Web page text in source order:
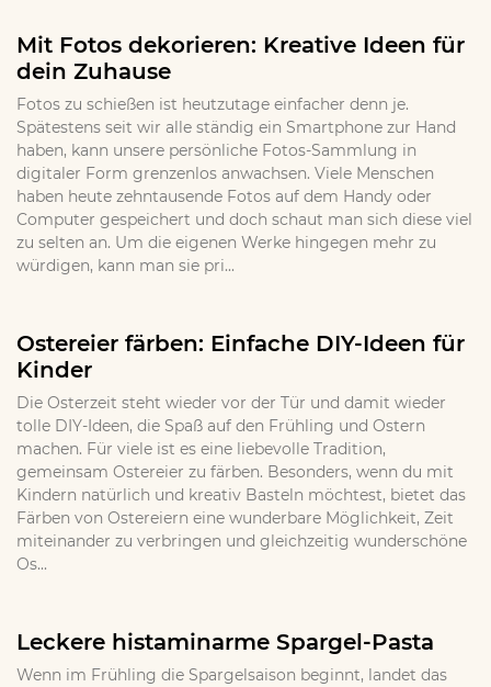
Mit Fotos dekorieren: Kreative Ideen für
dein Zuhause
Fotos zu schießen ist heutzutage einfacher denn je.
Spätestens seit wir alle ständig ein Smartphone zur Hand
haben, kann unsere persönliche Fotos-Sammlung in
digitaler Form grenzenlos anwachsen. Viele Menschen
haben heute zehntausende Fotos auf dem Handy oder
Computer gespeichert und doch schaut man sich diese viel
zu selten an. Um die eigenen Werke hingegen mehr zu
würdigen, kann man sie pri...
Ostereier färben: Einfache DIY-Ideen für
Kinder
Die Osterzeit steht wieder vor der Tür und damit wieder
tolle DIY-Ideen, die Spaß auf den Frühling und Ostern
machen. Für viele ist es eine liebevolle Tradition,
gemeinsam Ostereier zu färben. Besonders, wenn du mit
Kindern natürlich und kreativ Basteln möchtest, bietet das
Färben von Ostereiern eine wunderbare Möglichkeit, Zeit
miteinander zu verbringen und gleichzeitig wunderschöne
Os...
Leckere histaminarme Spargel-Pasta
Wenn im Frühling die Spargelsaison beginnt, landet das